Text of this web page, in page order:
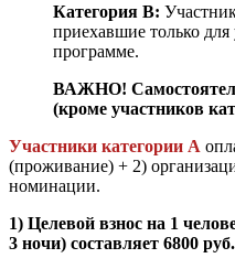
Категория В:
приехавшие только для
программе.
ВАЖНО!
(кроме участников
Участники категории А
(проживание) + 2)
номинации.
1) Целевой взнос на 1
3 ночи) составляет 6800